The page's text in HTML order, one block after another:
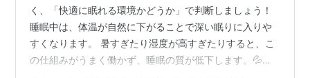
く、「快適に眠れる環境かどうか」で判断しましょう！
睡眠中は、体温が自然に下がることで深い眠りに入りや
すくなります。 暑すぎたり湿度が高すぎたりすると、こ
の仕組みがうまく働かず、睡眠の質が低下します。💦